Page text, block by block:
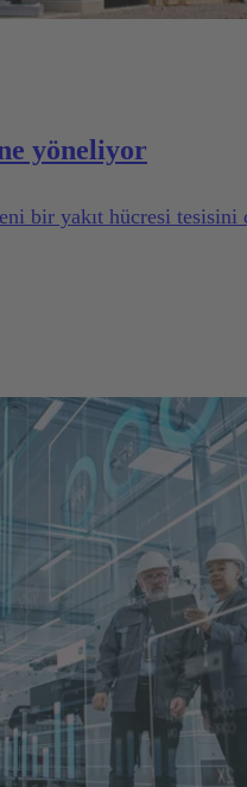
yöneliyor
bir yakıt hücresi tesisini